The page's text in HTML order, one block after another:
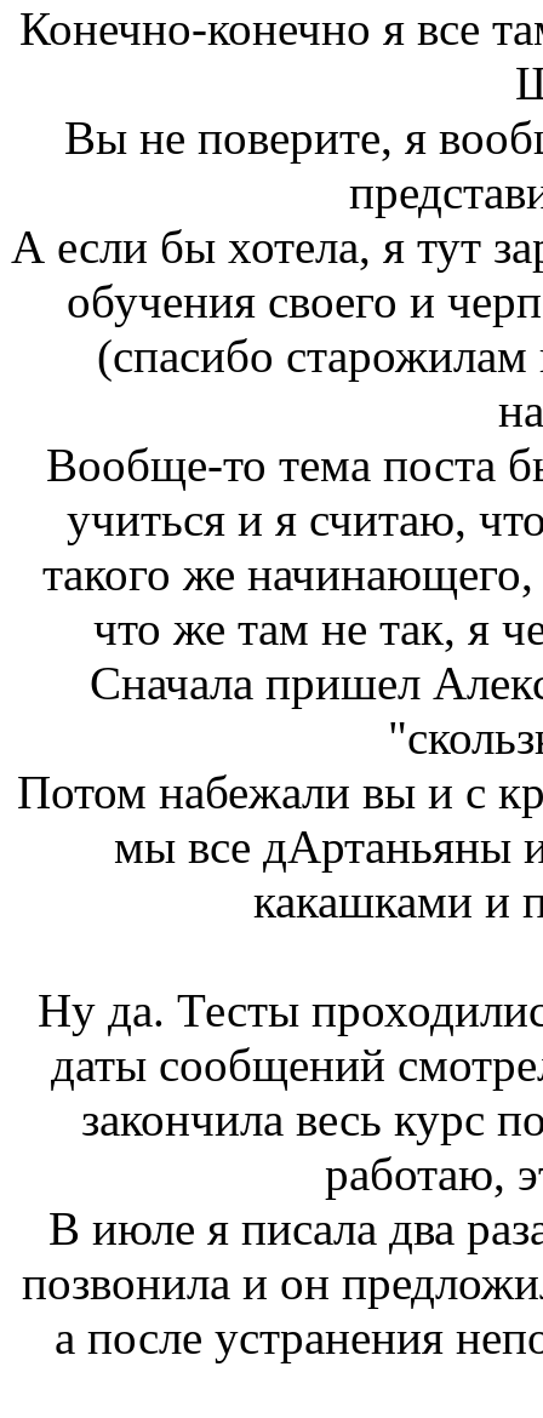
Конечно-конечно я все
Вы не поверите, я
А если бы хотела, я тут
обучения своего и
(спасибо
Вообще-то тема поста
учиться и я считаю,
такого же
что же там не так, я
Сначала пришел
Потом набежали вы и с
мы все дАртаньяны
какашками и
Ну да. Тесты
даты сообщений
закончила весь курс
работаю,
В июле я писала два
позвонила и он
а после устранения